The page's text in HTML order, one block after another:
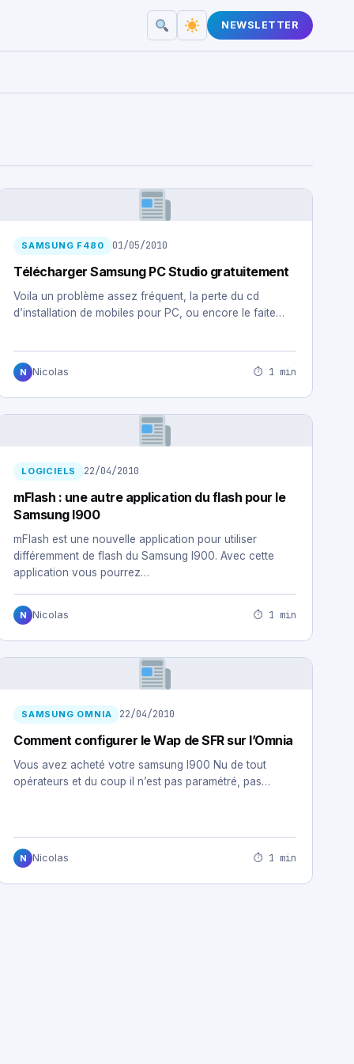
NEWSLETTER
SAMSUNG F480 01/05/2010
Télécharger Samsung PC Studio gratuitement
Voila un problème assez fréquent, la perte du cd
d’installation de mobiles pour PC, ou encore le faite…
N Nicolas ⏱ 1 min
LOGICIELS 22/04/2010
mFlash : une autre application du flash pour le
Samsung I900
mFlash est une nouvelle application pour utiliser
différemment de flash du Samsung I900. Avec cette
application vous pourrez…
N Nicolas ⏱ 1 min
SAMSUNG OMNIA 22/04/2010
Comment configurer le Wap de SFR sur l’Omnia
Vous avez acheté votre samsung I900 Nu de tout
opérateurs et du coup il n’est pas paramétré, pas…
N Nicolas ⏱ 1 min